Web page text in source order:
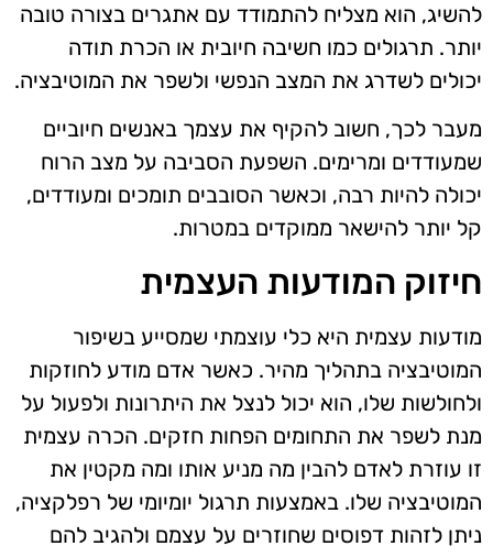
להשיג, הוא מצליח להתמודד עם אתגרים בצורה טובה
יותר. תרגולים כמו חשיבה חיובית או הכרת תודה
יכולים לשדרג את המצב הנפשי ולשפר את המוטיבציה.
מעבר לכך, חשוב להקיף את עצמך באנשים חיוביים
שמעודדים ומרימים. השפעת הסביבה על מצב הרוח
יכולה להיות רבה, וכאשר הסובבים תומכים ומעודדים,
קל יותר להישאר ממוקדים במטרות.
חיזוק המודעות העצמית
מודעות עצמית היא כלי עוצמתי שמסייע בשיפור
המוטיבציה בתהליך מהיר. כאשר אדם מודע לחוזקות
ולחולשות שלו, הוא יכול לנצל את היתרונות ולפעול על
מנת לשפר את התחומים הפחות חזקים. הכרה עצמית
זו עוזרת לאדם להבין מה מניע אותו ומה מקטין את
המוטיבציה שלו. באמצעות תרגול יומיומי של רפלקציה,
ניתן לזהות דפוסים שחוזרים על עצמם ולהגיב להם